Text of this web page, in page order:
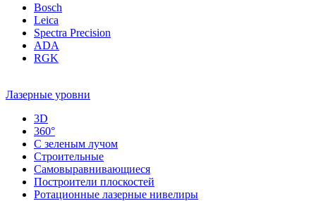
Bosch
Leica
Spectra Precision
ADA
RGK
Лазерные уровни
3D
360°
С зеленым лучом
Строительные
Самовыравнивающиеся
Построители плоскостей
Ротационные лазерные нивелиры